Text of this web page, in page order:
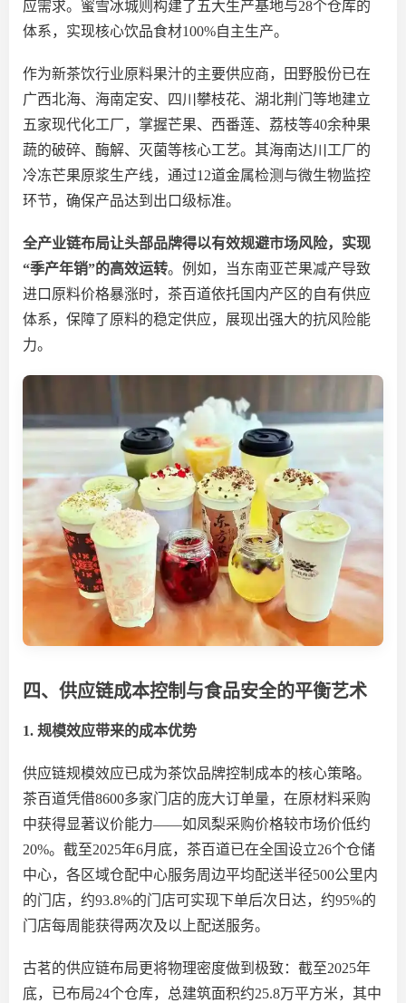
应需求。蜜雪冰城则构建了五大生产基地与28个仓库的
体系，实现核心饮品食材100%自主生产。
作为新茶饮行业原料果汁的主要供应商， 田野股份已在
广西北海、海南定安、四川攀枝花、湖北荆门等地建立
五家现代化工厂，掌握芒果、西番莲、荔枝等40余种果
蔬的破碎、酶解、灭菌等核心工艺。其海南达川工厂的
冷冻芒果原浆生产线， 通过12道金属检测与微生物监控
环节，确保产品达到出口级标准。
全产业链布局让头部品牌得以有效规避市场风险，实现
“季产年销”的高效运转。例如，当东南亚芒果减产导致
进口原料价格暴涨时，茶百道依托国内产区的自有供应
体系，保障了原料的稳定供应，展现出强大的抗风险能
力。
四、供应链成本控制与食品安全的平衡艺术
1. 规模效应带来的成本优势
供应链规模效应已成为茶饮品牌控制成本的核心策略。
茶百道凭借8600多家门店的庞大订单量，在原材料采购
中获得显著议价能力——如凤梨采购价格较市场价低约
20%。截至2025年6月底，茶百道已在全国设立26个仓储
中心，各区域仓配中心服务周边平均配送半径500公里内
的门店，约93.8%的门店可实现下单后次日达，约95%的
门店每周能获得两次及以上配送服务。
古茗的供应链布局更将物理密度做到极致：截至2025年
底，已布局24个仓库，总建筑面积约25.8万平方米，其中